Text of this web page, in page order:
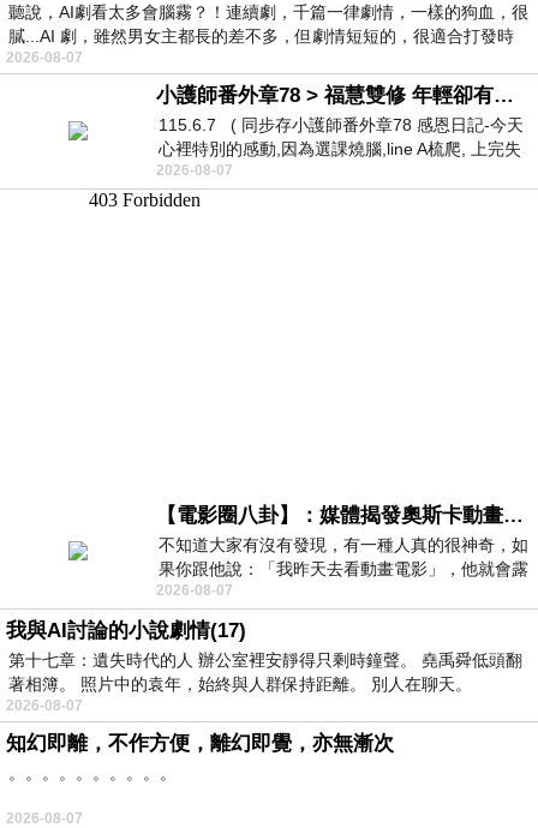
聽說，AI劇看太多會腦霧？！連續劇，千篇一律劇情，一樣的狗血，很
膩...AI 劇，雖然男女主都長的差不多，但劇情短短的，很適合打發時
2026-08-07
小護師番外章78 > 福慧雙修 年輕卻有個老靈魂 ㄑ金剛經〉podcast
115.6.7 ( 同步存小護師番外章78 感恩日記-今天
心裡特別的感動,因為選課燒腦,line A梳爬, 上完失
智課的她,特來傾
2026-08-07
【電影圈八卦】：媒體揭發奧斯卡動畫項目投票醜聞！好萊塢為什麼看不起動畫電影？
不知道大家有沒有發現，有一種人真的很神奇，如
果你跟他說：「我昨天去看動畫電影」，他就會露
出一種慈祥的微笑，然後問你是不是陪小
2026-08-07
我與AI討論的小說劇情(17)
第十七章：遺失時代的人 辦公室裡安靜得只剩時鐘聲。 堯禹舜低頭翻
著相簿。 照片中的袁年，始終與人群保持距離。 別人在聊天。
2026-08-07
知幻即離，不作方便，離幻即覺，亦無漸次
。。。。。。。。。。
2026-08-07